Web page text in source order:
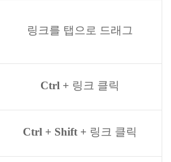
링크를 탭으로 드래그
Ctrl + 링크 클릭
Ctrl + Shift + 링크 클릭